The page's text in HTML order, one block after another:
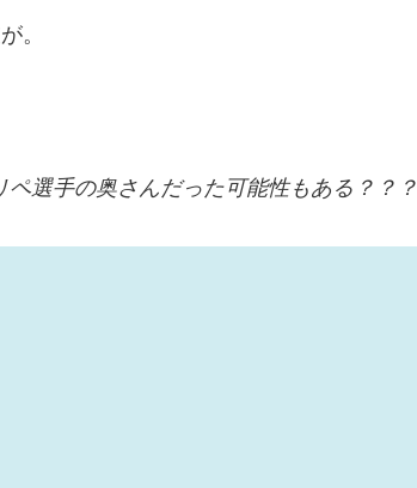
。
ペ選手の奥さんだった可能性もある？？？